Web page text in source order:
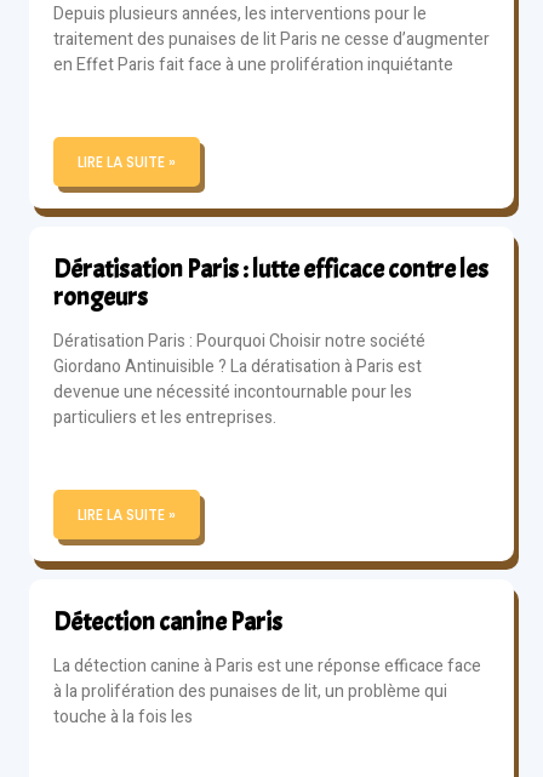
Depuis plusieurs années, les interventions pour le
traitement des punaises de lit Paris ne cesse d’augmenter
en Effet Paris fait face à une prolifération inquiétante
LIRE LA SUITE »
Dératisation Paris : lutte efficace contre les
rongeurs
Dératisation Paris : Pourquoi Choisir notre société
Giordano Antinuisible ? La dératisation à Paris est
devenue une nécessité incontournable pour les
particuliers et les entreprises.
LIRE LA SUITE »
Détection canine Paris
La détection canine à Paris est une réponse efficace face
à la prolifération des punaises de lit, un problème qui
touche à la fois les